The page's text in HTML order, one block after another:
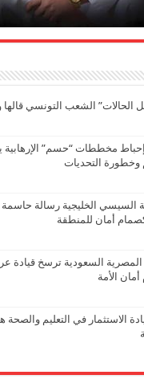
الحالات” الشعب التونسي
إحباط مخططات “حسم”
وخطورة التحديات
السيسي الخليجية رسالة
أمان للمنطقة
المصرية السعودية ترسخ قيادة
الأمة
الاستثمار في التعليم